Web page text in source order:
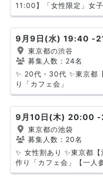
11:00】「女性限定」女
9月9日(水) 19:40 -
東京都の渋谷
募集人数：24名
✨ 20代・30代 ✨東京都
り「カフェ会」
9月10日(木) 20:00
東京都の池袋
募集人数：20名
✨ 女性割あり ✨東京都
作り「カフェ会」【一人